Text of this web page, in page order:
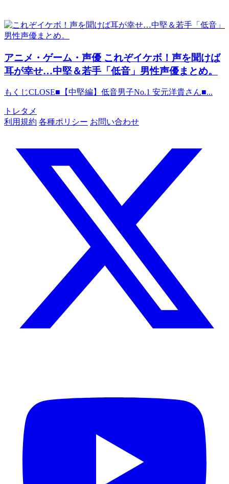
アニメ・ゲーム・声優 これぞイケボ！声を聞けば
耳が幸せ…中堅＆若手「低音」男性声優まとめ。
もくじCLOSE■【中堅編】低音男子No.1 安元洋貴さん■...
トレタメ
利用規約 各種ポリシー お問い合わせ